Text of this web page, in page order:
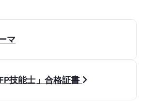
マ
技能士」合格証書